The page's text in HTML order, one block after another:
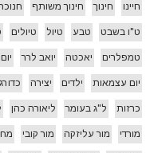
חיינו חינוך חינוך משותף
ט"ו בשבט טבע טיול טיולים
טמפלרים יאכטה יואב לרר
יום עצמאות ילדים יצירה
כרזות ל"ג בעומר ליאורה כהן
מורדי מור עליזקה מור קובי